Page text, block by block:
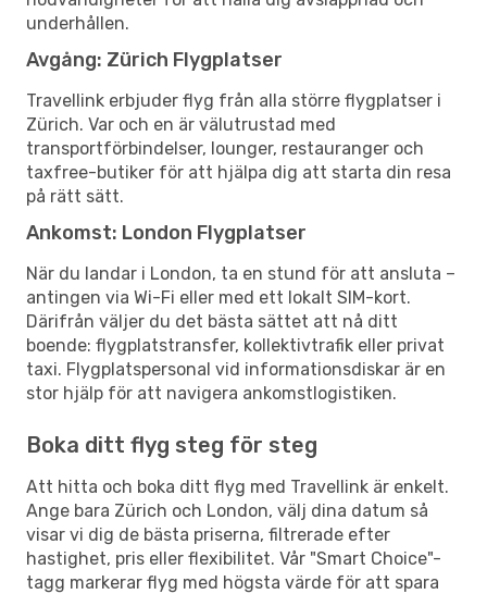
underhållen.
Avgång: Zürich Flygplatser
Travellink erbjuder flyg från alla större flygplatser i
Zürich. Var och en är välutrustad med
transportförbindelser, lounger, restauranger och
taxfree-butiker för att hjälpa dig att starta din resa
på rätt sätt.
Ankomst: London Flygplatser
När du landar i London, ta en stund för att ansluta –
antingen via Wi-Fi eller med ett lokalt SIM-kort.
Därifrån väljer du det bästa sättet att nå ditt
boende: flygplatstransfer, kollektivtrafik eller privat
taxi. Flygplatspersonal vid informationsdiskar är en
stor hjälp för att navigera ankomstlogistiken.
Boka ditt flyg steg för steg
Att hitta och boka ditt flyg med Travellink är enkelt.
Ange bara Zürich och London, välj dina datum så
visar vi dig de bästa priserna, filtrerade efter
hastighet, pris eller flexibilitet. Vår "Smart Choice"-
tagg markerar flyg med högsta värde för att spara